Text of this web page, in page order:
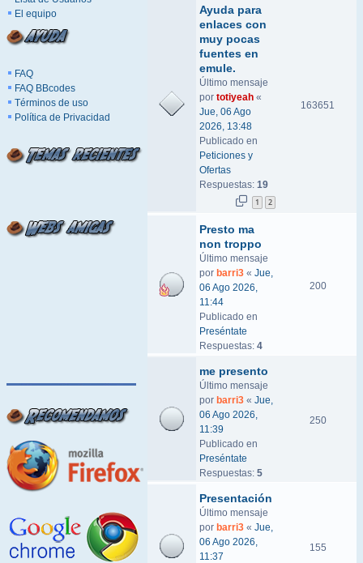
El equipo
FAQ
FAQ BBcodes
Términos de uso
Política de Privacidad
Ayuda para
enlaces con
muy pocas
fuentes en
emule.
Último mensaje
por totiyeah «
Jue, 06 Ago
2026, 13:48
Publicado en
Peticiones y
Ofertas
Respuestas: 19
1 2
163651
Presto ma
non troppo
Último mensaje
por barri3 « Jue,
06 Ago 2026,
11:44
Publicado en
Preséntate
Respuestas: 4
200
me presento
Último mensaje
por barri3 « Jue,
06 Ago 2026,
11:39
Publicado en
Preséntate
Respuestas: 5
250
Presentación
Último mensaje
por barri3 « Jue,
06 Ago 2026,
11:37
155